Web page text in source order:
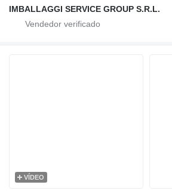
IMBALLAGGI SERVICE GROUP S.R.L.
VÍDEO